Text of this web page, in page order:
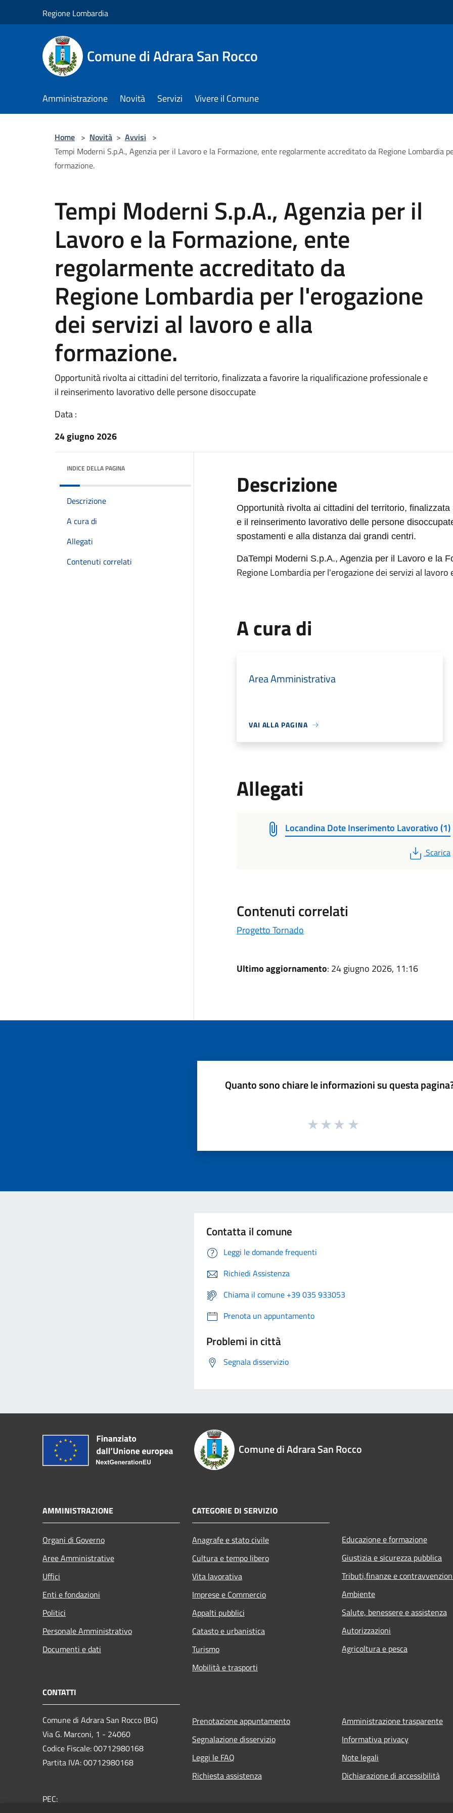
Regione Lombardia
Comune di Adrara San Rocco
Amministrazione Novità Servizi Vivere il Comune
Home > Novità > Avvisi >
Tempi Moderni S.p.A., Agenzia per il Lavoro e la Formazione, ente regolarmente accreditato da Regione Lombardia
formazione.
Tempi Moderni S.p.A., Agenzia per il
Lavoro e la Formazione, ente
regolarmente accreditato da
Regione Lombardia per l'erogazione
dei servizi al lavoro e alla
formazione.
Opportunità rivolta ai cittadini del territorio, finalizzata a favorire la riqualificazione professionale e
il reinserimento lavorativo delle persone disoccupate
Data :
24 giugno 2026
INDICE DELLA PAGINA
Descrizione
A cura di
Allegati
Contenuti correlati
Descrizione
Opportunità rivolta ai cittadini del territorio,
e il reinserimento lavorativo delle persone
spostamenti e alla distanza dai grandi centri.
DaTempi Moderni S.p.A., Agenzia per il Lavoro e la
Regione Lombardia per l'erogazione dei servizi al
A cura di
Area Amministrativa
VAI ALLA PAGINA
Allegati
Locandina Dote Inserimento Lavorativo (1)
PDF
Scarica
Contenuti correlati
Progetto Tornado
Ultimo aggiornamento: 24 giugno 2026, 11:16
Quanto sono chiare le informazioni su questa
Contatta il comune
Leggi le domande frequenti
Richiedi Assistenza
Chiama il comune +39 035 933053
Prenota un appuntamento
Problemi in città
Segnala disservizio
Comune di Adrara San Rocco
AMMINISTRAZIONE
Organi di Governo
Aree Amministrative
Uffici
Enti e fondazioni
Politici
Personale Amministrativo
Documenti e dati
CATEGORIE DI SERVIZIO
Anagrafe e stato civile
Cultura e tempo libero
Vita lavorativa
Imprese e Commercio
Appalti pubblici
Catasto e urbanistica
Turismo
Mobilità e trasporti
Educazione e formazione
Giustizia e sicurezza pubblica
Tributi,finanze e
Ambiente
Salute, benessere e assistenza
Autorizzazioni
Agricoltura e pesca
CONTATTI
Comune di Adrara San Rocco (BG)
Via G. Marconi, 1 - 24060
Codice Fiscale: 00712980168
Partita IVA: 00712980168
PEC:
Prenotazione appuntamento
Segnalazione disservizio
Leggi le FAQ
Richiesta assistenza
Amministrazione trasparente
Informativa privacy
Note legali
Dichiarazione di accessibilità